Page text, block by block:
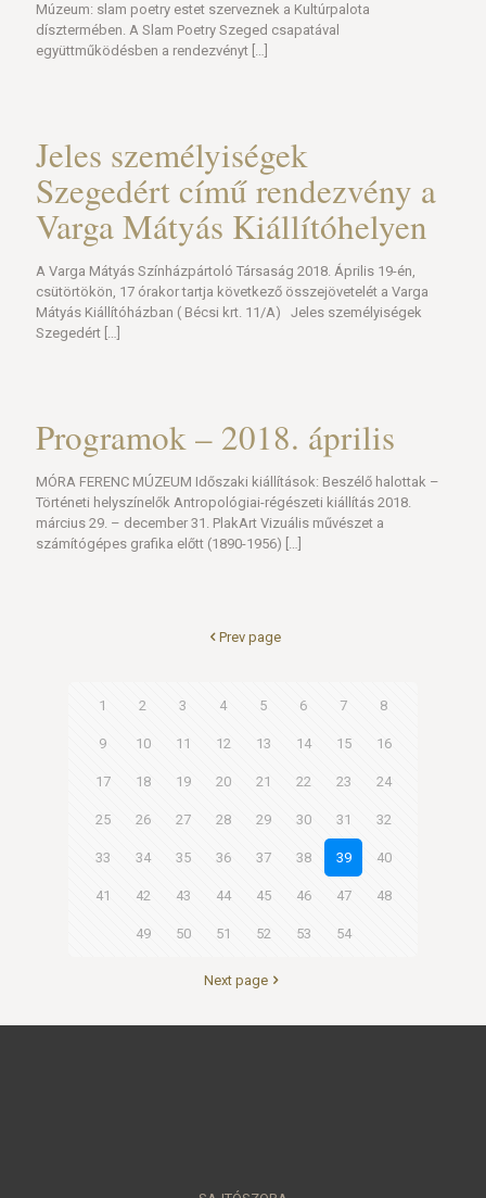
Múzeum: slam poetry estet szerveznek a Kultúrpalota
dísztermében. A Slam Poetry Szeged csapatával
együttműködésben a rendezvényt […]
Jeles személyiségek
Szegedért című rendezvény a
Varga Mátyás Kiállítóhelyen
A Varga Mátyás Színházpártoló Társaság 2018. Április 19-én,
csütörtökön, 17 órakor tartja következő összejövetelét a Varga
Mátyás Kiállítóházban ( Bécsi krt. 11/A) Jeles személyiségek
Szegedért […]
Programok – 2018. április
MÓRA FERENC MÚZEUM Időszaki kiállítások: Beszélő halottak –
Történeti helyszínelők Antropológiai-régészeti kiállítás 2018.
március 29. – december 31. PlakArt Vizuális művészet a
számítógépes grafika előtt (1890-1956) […]
Prev page
1 2 3 4 5 6 7 8
9 10 11 12 13 14 15 16
17 18 19 20 21 22 23 24
25 26 27 28 29 30 31 32
33 34 35 36 37 38 39 40
41 42 43 44 45 46 47 48
49 50 51 52 53 54
Next page